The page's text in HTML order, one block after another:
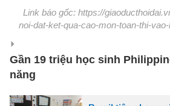
Link báo gốc: https://
noi-dat-ket-qua-cao-mon-toan-thi-
Gần 19 triệu học sinh
năng